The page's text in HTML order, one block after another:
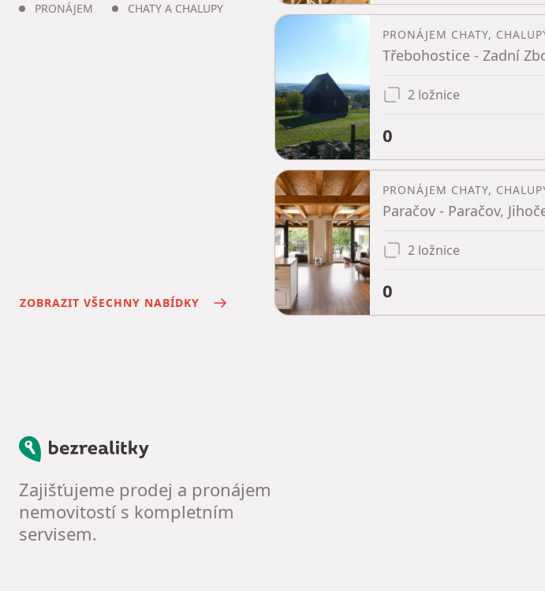
PRONÁJEM CHATY A CHALUPY
ZOBRAZIT VŠECHNY NABÍDKY
PRONÁJEM CHATY,
2 ložnice
0
PRONÁJEM CHATY,
Paračov - Paračov,
2 ložnice
0
Bezrealitky
Zajišťujeme prodej a pronájem
nemovitostí s kompletním
servisem.